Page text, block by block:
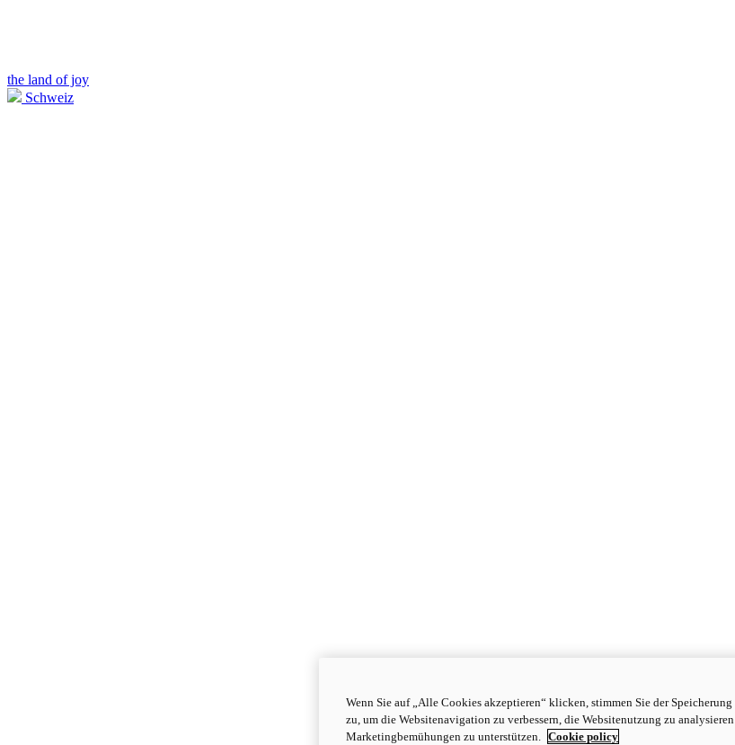
the land of joy
Schweiz
Wenn Sie auf „Alle Cookies akzeptieren“ klicken, stimmen Sie der
zu, um die Websitenavigation zu verbessern, die Websitenutzung zu
Marketingbemühungen zu unterstützen. Cookie policy